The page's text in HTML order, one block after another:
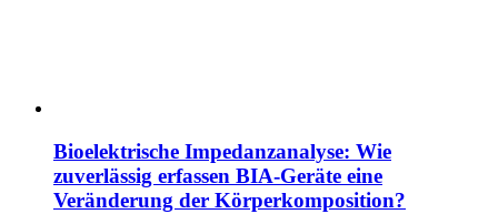
Bioelektrische Impedanzanalyse: Wie
zuverlässig erfassen BIA-Geräte eine
Veränderung der Körperkomposition?